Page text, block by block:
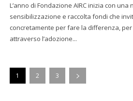
L’anno di Fondazione AIRC inizia con
sensibilizzazione e raccolta fondi che
concretamente per fare la differenza,
attraverso l’adozione...
1 2 3